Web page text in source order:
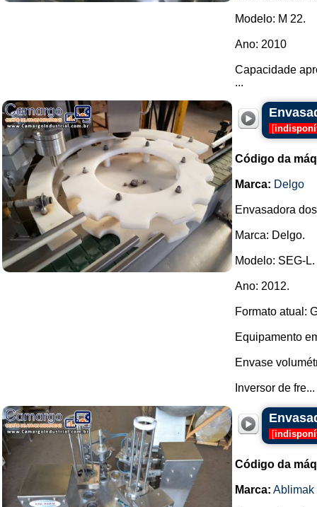
Modelo: M 22.
Ano: 2010
Capacidade
...
[
Código da
Marca: Delgo
Envasadora
Marca: Delgo.
Modelo: SEG-L.
Ano: 2012.
Formato atual:
Equipamento
Envase
Inversor de fre...
[
Código da
Marca: Ablimak